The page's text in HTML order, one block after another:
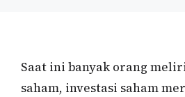
Saat ini banyak orang
saham, investasi saham